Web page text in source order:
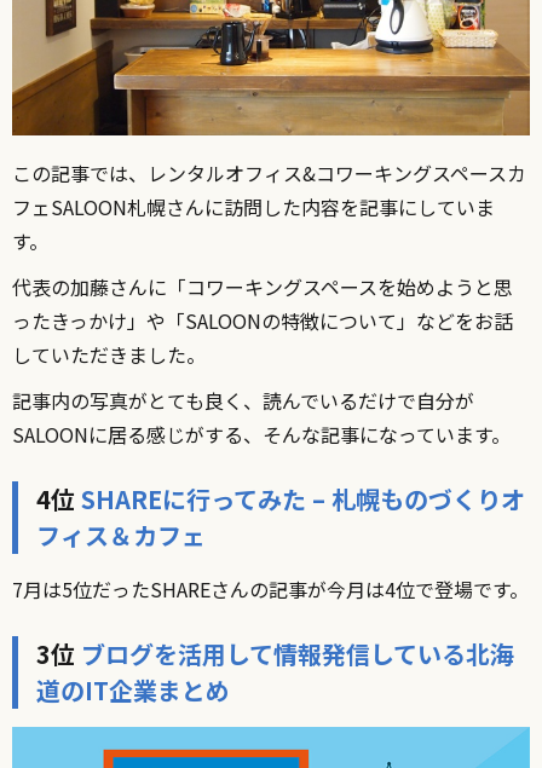
この記事では、レンタルオフィス&コワーキングスペースカ
フェSALOON札幌さんに訪問した内容を記事にしていま
す。
代表の加藤さんに「コワーキングスペースを始めようと思
ったきっかけ」や「SALOONの特徴について」などをお話
していただきました。
記事内の写真がとても良く、読んでいるだけで自分が
SALOONに居る感じがする、そんな記事になっています。
4位 SHAREに行ってみた – 札幌ものづくりオ
フィス＆カフェ
7月は5位だったSHAREさんの記事が今月は4位で登場です。
3位 ブログを活用して情報発信している北海
道のIT企業まとめ